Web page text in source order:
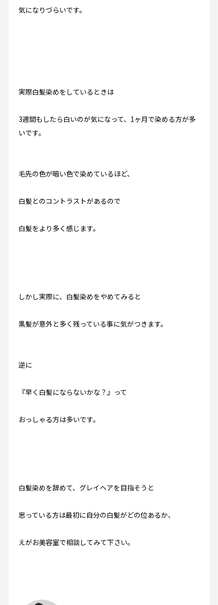
気になりづらいです。
実際白髪染めをしているときは
3週間もしたら白いのが気になって、1ヶ月で染める方が多
いです。
毛先の色が暗い色で染めているほど、
白髪とのコントラストがあるので
白髪をより 多く感じます。
しかし実際に、白髪染めをやめてみると
黒髪が意外と多く残っている事に気がつきます。
逆に
『早く白髪にならないかな？』って
おっしゃる方は多いです。
白髪染めを辞めて、グレイヘアを目指そうと
思っている方は最初に自分の白髪がどの位あるか、
えがお美容室で相談してみて下さい。